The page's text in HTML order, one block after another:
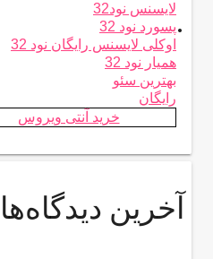
.لایسنس نود32
پسورد نود 32
اوکلی لایسنس رایگان نود 32
همیار نود 32
بهترین سئو
رایگان
خرید آنتی ویروس
آخرین دیدگاه‌ها